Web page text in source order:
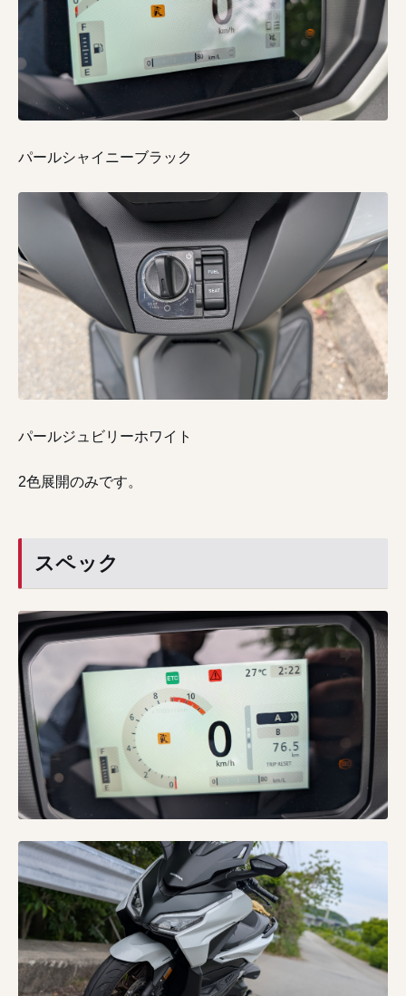
パールシャイニーブラック
パールジュビリーホワイト
2色展開のみです。
スペック